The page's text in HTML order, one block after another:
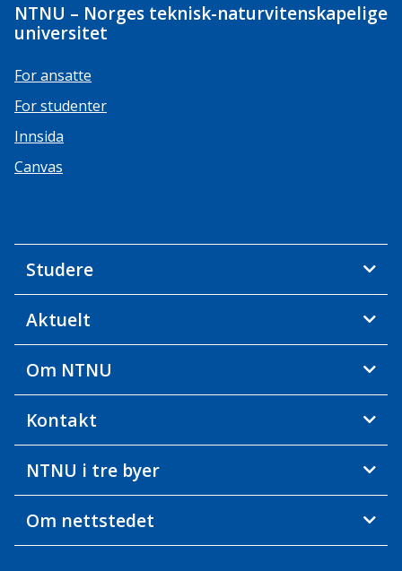
NTNU – Norges teknisk-naturvitenskapelige
universitet
For ansatte
For studenter
Innsida
Canvas
Studere
Aktuelt
Om NTNU
Kontakt
NTNU i tre byer
Om nettstedet